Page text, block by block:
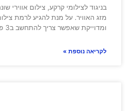
בניגוד לצילומי קרקע, צילום אווירי
מזג האוויר. על מנת להגיע לרמת
ומדוייקת שאפשר צריך להתחשב ב3 פרמטרים
לקריאה נוספת »